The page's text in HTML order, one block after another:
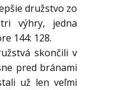
družstvo zo
výhry, jedna
144: 128.
skončili v
pred bránami
už len veľmi